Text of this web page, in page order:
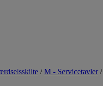
/M - Servicetavler/